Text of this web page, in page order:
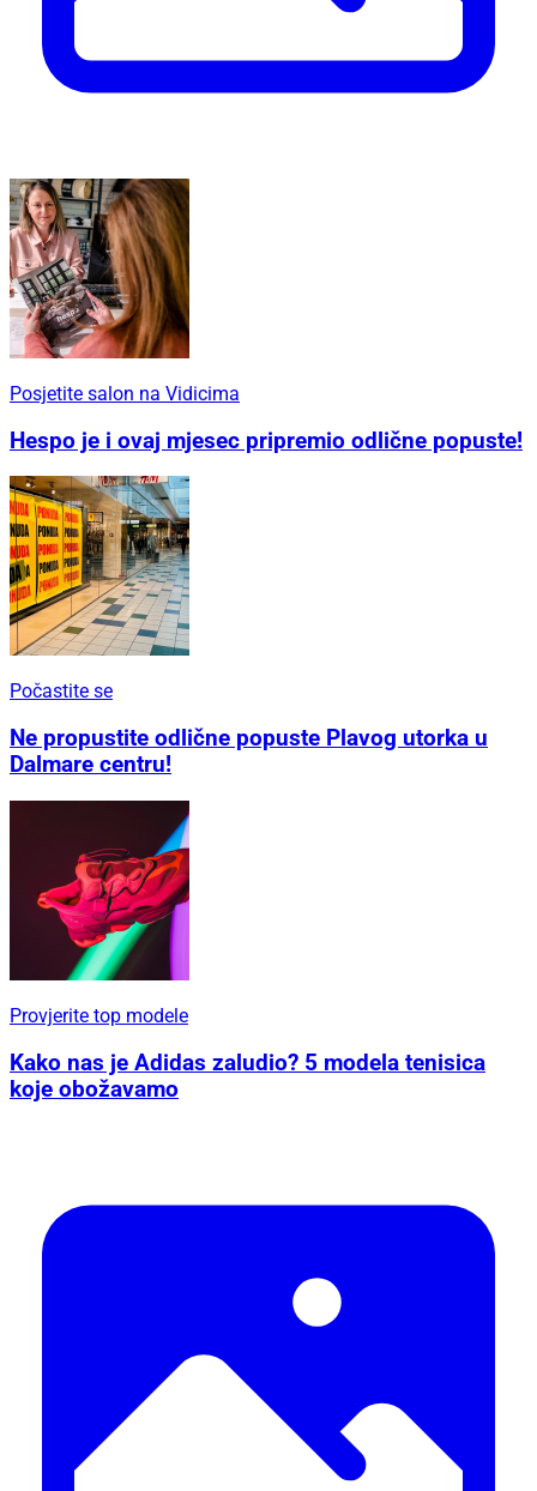
Posjetite salon na Vidicima
Hespo je i ovaj mjesec pripremio odlične popuste!
Počastite se
Ne propustite odlične popuste Plavog utorka u
Dalmare centru!
Provjerite top modele
Kako nas je Adidas zaludio? 5 modela tenisica
koje obožavamo